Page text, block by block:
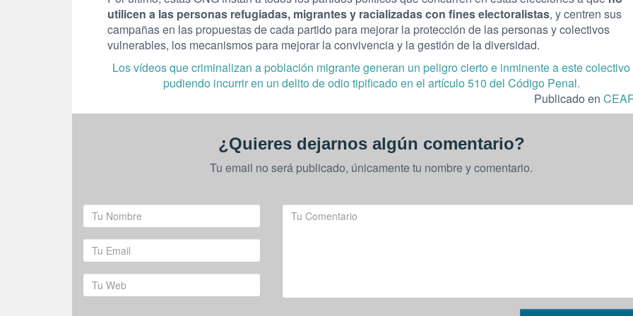
utilicen a las personas refugiadas, migrantes y racializadas con fines electoralistas, y centren sus
campañas en las propuestas de cada partido para mejorar la protección de las personas y colectivos
vulnerables, los mecanismos para mejorar la convivencia y la gestión de la diversidad.
Los vídeos que criminalizan a población migrante generan un peligro cierto e inminente a este colectivo
pudiendo incurrir en un delito de odio tipificado en el artículo 510 del Código Penal.
Publicado en
¿Quieres dejarnos algún comentario?
Tu email no será publicado, únicamente tu nombre y comentario.